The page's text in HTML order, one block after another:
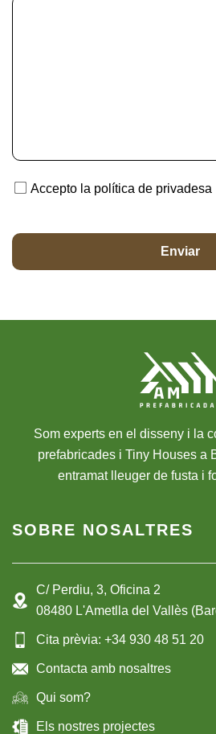
Accepto la política de privadesa
Som experts en el disseny i la
prefabricades i Tiny Houses a
entramat lleuger de fusta i
SOBRE NOSALTRES
C/ Perdiu, 3, Oficina 2
08480 L'Ametlla del Vallès
Cita prèvia: +34 930 48 51 20
Contacta amb nosaltres
Qui som?
Els nostres projectes